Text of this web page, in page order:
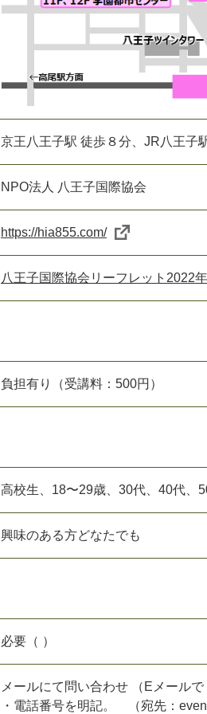
京王八王子駅 徒歩８分、JR八王子
NPO法人 八王子国際協会
https://hia855.com/
八王子国際協会リーフレット2022
負担有り（受講料：500円）
高校生、18〜29歳、30代、40代、
興味のある方どなたでも
必要（ ）
メールにて問い合わせ （Eメール
・電話番号を明記。 （宛先：